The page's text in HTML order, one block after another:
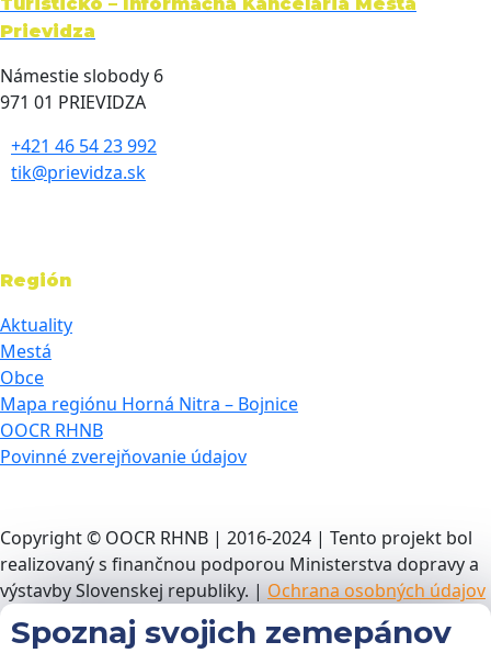
Turisticko – Informačná Kancelária Mesta
Prievidza
Námestie slobody 6
971 01 PRIEVIDZA
+421 46 54 23 992
tik@prievidza.sk
Región
Aktuality
Mestá
Obce
Mapa regiónu Horná Nitra – Bojnice
OOCR RHNB
Povinné zverejňovanie údajov
Copyright © OOCR RHNB | 2016-2024 | Tento projekt bol
realizovaný s finančnou podporou Ministerstva dopravy a
výstavby Slovenskej republiky. | Ochrana osobných údajov
Spoznaj svojich zemepánov